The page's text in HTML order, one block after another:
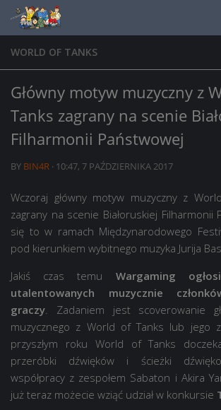
Skip to content
WORLD OF TANKS
Główny motyw muzyczny z
Tanks zagrany na scenie
Filharmonii Państwowej
BY BIN4R · 10:47, 7 PAŹDZIERNIKA 2017
Wczoraj główny motyw muzyczny z
zagrany na scenie Białoruskiej Filharmonii
się to w ramach Międzynarodowego
pod kierunkiem wybitnego muzyka Jurija
Jakiś czas temu Wargaming
utalentowanych muzycznie
graczy. Zadaniem jest scoverowanie
muzycznego z World of Tanks lub jego
przyszłym roku World of Tanks
przeróbki dźwięków i ścieżki
współpracy z zespołem Sabaton i Akira
już teraz możecie wziąć udział w konkursie